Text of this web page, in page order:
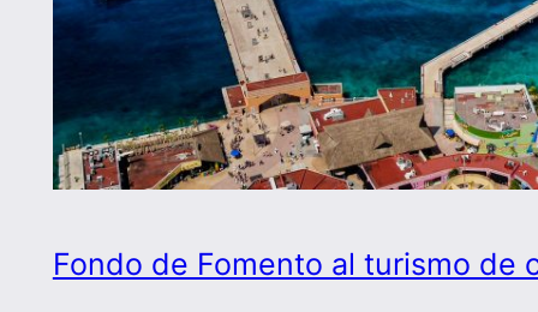
Fondo de Fomento al turismo de